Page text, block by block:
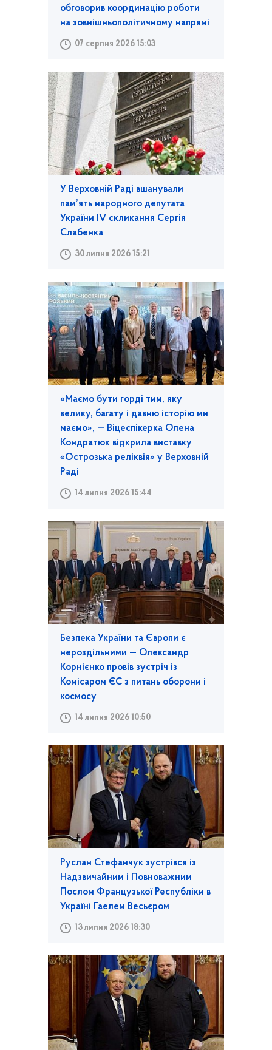
обговорив координацію роботи
на зовнішньополітичному напрямі
07 серпня 2026 15:03
У Верховній Раді вшанували
пам’ять народного депутата
України IV скликання Сергія
Слабенка
30 липня 2026 15:21
«Маємо бути горді тим, яку
велику, багату і давню історію ми
маємо», — Віцеспікерка Олена
Кондратюк відкрила виставку
«Острозька реліквія» у Верховній
Раді
14 липня 2026 15:44
Безпека України та Європи є
нероздільними — Олександр
Корнієнко провів зустріч із
Комісаром ЄС з питань оборони і
космосу
14 липня 2026 10:50
Руслан Стефанчук зустрівся із
Надзвичайним і Повноважним
Послом Французької Республіки в
Україні Гаелем Весьєром
13 липня 2026 18:30